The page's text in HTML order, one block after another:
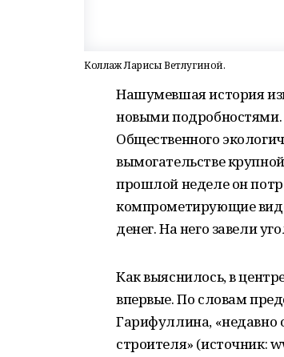
Коллаж Ларисы Ветлугиной.
Нашумевшая история
новыми подробностями.
Общественного
вымогательстве
прошлой неделе он
компрометирующие
денег. На него завели
Как выяснилось, в
впервые. По словам
Гарифуллина, «недавно
строителя» (источник: